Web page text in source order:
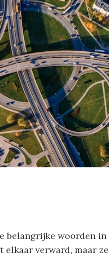
woorden in
verward, maar